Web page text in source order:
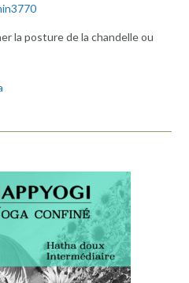
la posture de la chandelle ou